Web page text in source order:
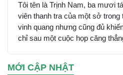
Tôi tên là Trịnh Nam, ba mươi
viên thanh tra của một sở trong
vinh quang nhưng cũng đủ
chỉ sau một cuộc họp căng
MỚI CẬP NHẬT